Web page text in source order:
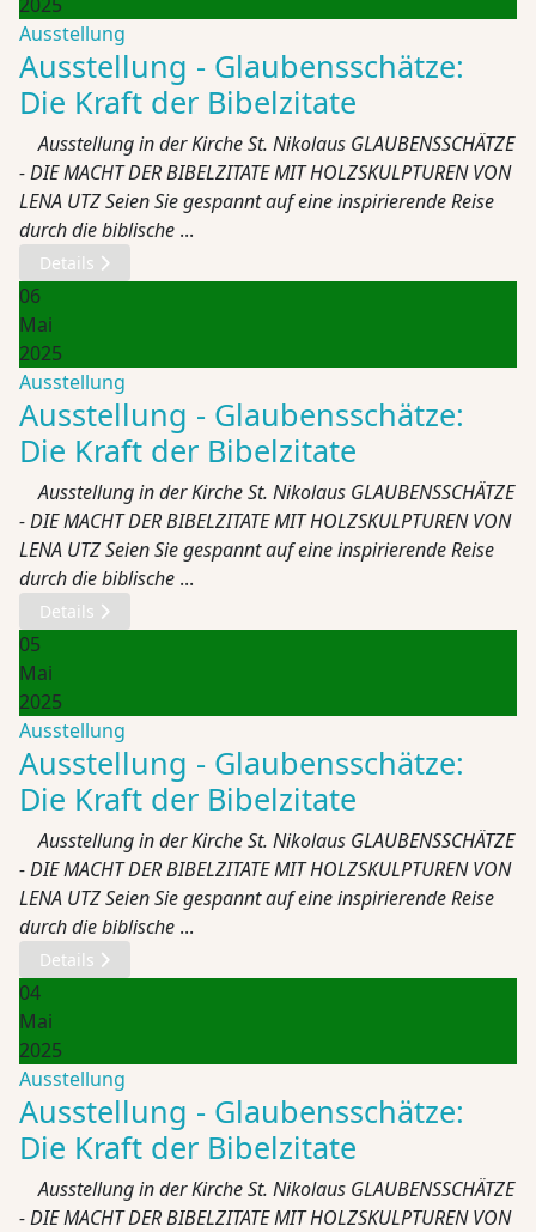
Ausstellung
Ausstellung - Glaubensschätze:
Die Kraft der Bibelzitate
Ausstellung in der Kirche St. Nikolaus GLAUBENSSCHÄTZE
- DIE MACHT DER BIBELZITATE MIT HOLZSKULPTUREN VON
LENA UTZ Seien Sie gespannt auf eine inspirierende Reise
durch die biblische ...
Details
06
Mai
2025
Ausstellung
Ausstellung - Glaubensschätze:
Die Kraft der Bibelzitate
Ausstellung in der Kirche St. Nikolaus GLAUBENSSCHÄTZE
- DIE MACHT DER BIBELZITATE MIT HOLZSKULPTUREN VON
LENA UTZ Seien Sie gespannt auf eine inspirierende Reise
durch die biblische ...
Details
05
Mai
2025
Ausstellung
Ausstellung - Glaubensschätze:
Die Kraft der Bibelzitate
Ausstellung in der Kirche St. Nikolaus GLAUBENSSCHÄTZE
- DIE MACHT DER BIBELZITATE MIT HOLZSKULPTUREN VON
LENA UTZ Seien Sie gespannt auf eine inspirierende Reise
durch die biblische ...
Details
04
Mai
2025
Ausstellung
Ausstellung - Glaubensschätze:
Die Kraft der Bibelzitate
Ausstellung in der Kirche St. Nikolaus GLAUBENSSCHÄTZE
- DIE MACHT DER BIBELZITATE MIT HOLZSKULPTUREN VON